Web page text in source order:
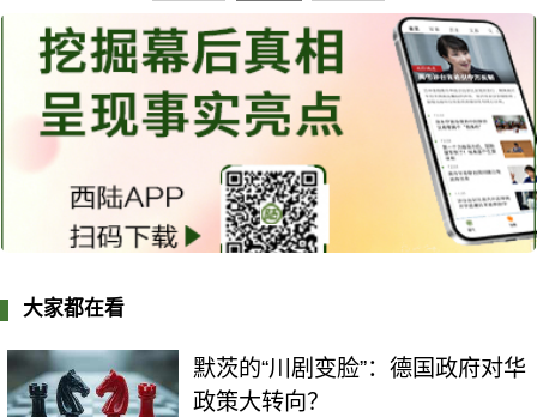
大家都在看
默茨的“川剧变脸”：德国政府对华
政策大转向？